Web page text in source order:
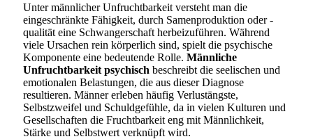
Unter männlicher Unfruchtbarkeit versteht man die
eingeschränkte Fähigkeit, durch Samenproduktion oder -
qualität eine Schwangerschaft herbeizuführen. Während
viele Ursachen rein körperlich sind, spielt die psychische
Komponente eine bedeutende Rolle. Männliche
Unfruchtbarkeit psychisch beschreibt die seelischen und
emotionalen Belastungen, die aus dieser Diagnose
resultieren. Männer erleben häufig Verlustängste,
Selbstzweifel und Schuldgefühle, da in vielen Kulturen und
Gesellschaften die Fruchtbarkeit eng mit Männlichkeit,
Stärke und Selbstwert verknüpft wird.